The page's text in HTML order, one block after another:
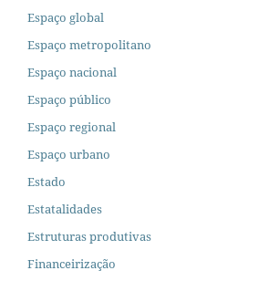
Espaço global
Espaço metropolitano
Espaço nacional
Espaço público
Espaço regional
Espaço urbano
Estado
Estatalidades
Estruturas produtivas
Financeirização